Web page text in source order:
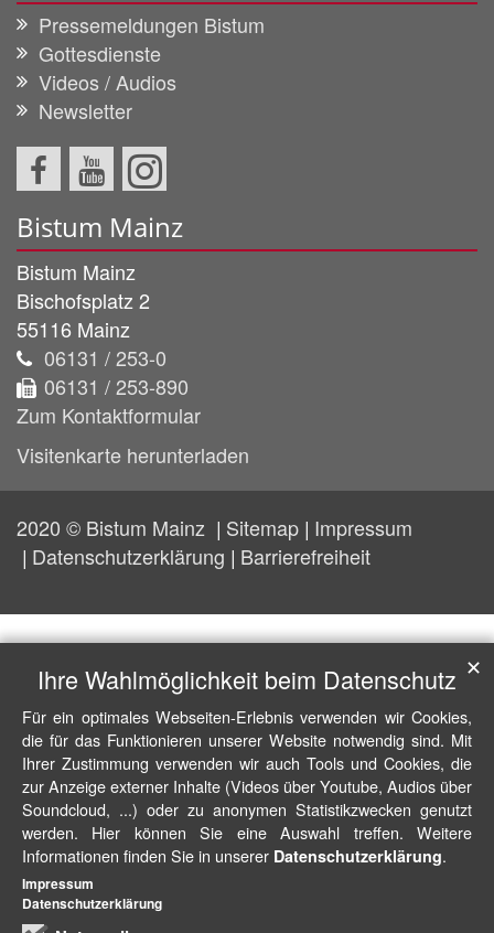
Pressemeldungen Bistum
Gottesdienste
Videos / Audios
Newsletter
Bistum Mainz
Bistum Mainz
Bischofsplatz 2
55116 Mainz
06131 / 253-0
06131 / 253-890
Zum Kontaktformular
Visitenkarte herunterladen
2020 © Bistum Mainz Sitemap Impressum
Datenschutzerklärung
Barrierefreiheit
Ihre Wahlmöglichkeit beim Datenschutz
Für ein optimales Webseiten-Erlebnis verwenden wir Cookies,
die für das Funktionieren unserer Website notwendig sind. Mit
Ihrer Zustimmung verwenden wir auch Tools und Cookies, die
zur Anzeige externer Inhalte (Videos über Youtube, Audios über
Soundcloud, ...) oder zu anonymen Statistikzwecken genutzt
werden. Hier können Sie eine Auswahl treffen. Weitere
Informationen finden Sie in unserer Datenschutzerklärung.
✕
Impressum
Datenschutzerklärung